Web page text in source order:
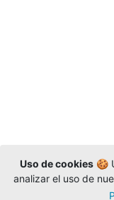
Uso de cookies 🍪
analizar el uso de